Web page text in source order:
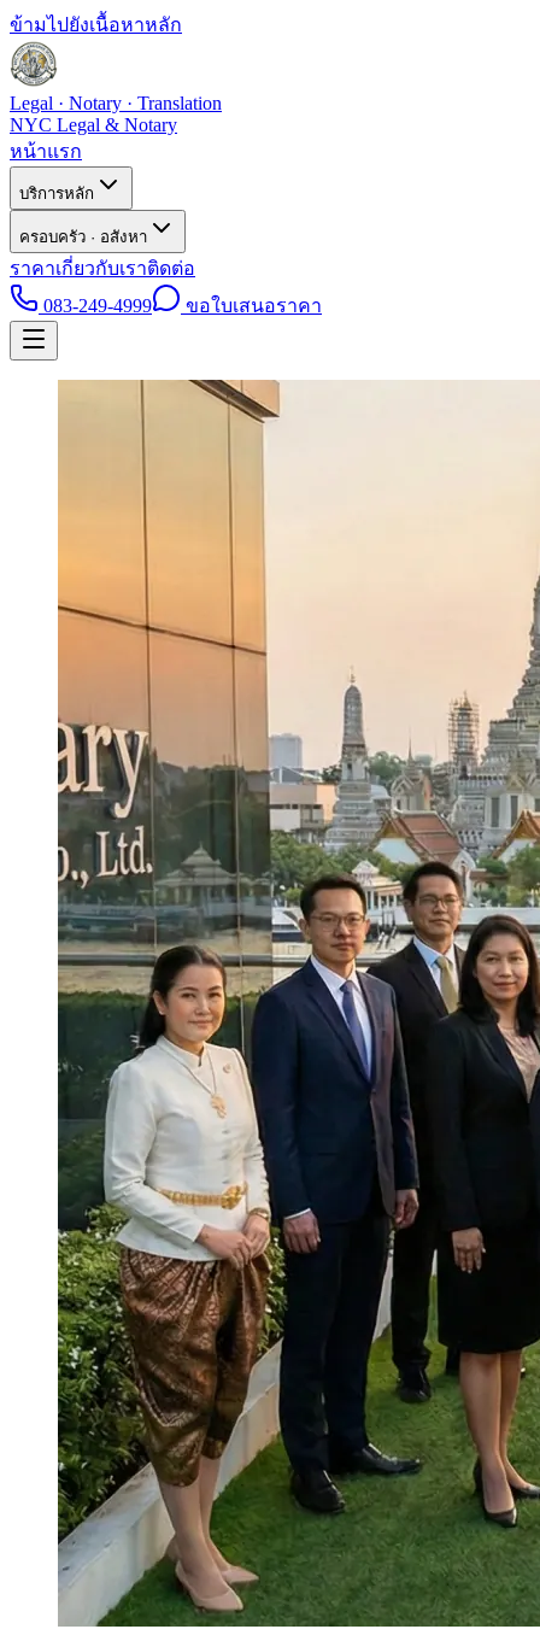
ข้ามไปยังเนื้อหาหลัก
Legal · Notary · Translation
NYC Legal & Notary
หน้าแรก
บริการหลัก
ครอบครัว · อสังหา
ราคาเกี่ยวกับเราติดต่อ
083-249-4999
ขอใบเสนอราคา